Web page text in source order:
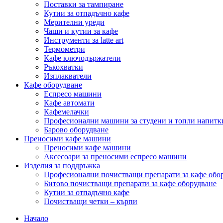
Поставки за тампиране
Кутии за отпадъчно кафе
Мерителни уреди
Чаши и кутии за кафе
Инструменти за latte art
Термометри
Кафе ключодържатели
Ръкохватки
Изплакватели
Кафе оборудване
Еспресо машини
Кафе автомати
Кафемелачки
Професионални машини за студени и топли
Барово оборудване
Преносими кафе машини
Преносими кафе машини
Аксесоари за преносими еспресо машини
Изделия за поддръжка
Професионални почистващи препарати за кафе
Битово почистващи препарати за кафе оборудване
Кутии за отпадъчно кафе
Почистващи четки – кърпи
Начало